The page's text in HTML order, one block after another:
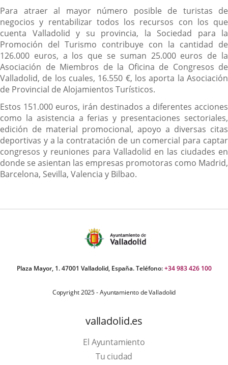
Para atraer al mayor número posible de turistas de
negocios y rentabilizar todos los recursos con los que
cuenta Valladolid y su provincia, la Sociedad para la
Promoción del Turismo contribuye con la cantidad de
126.000 euros, a los que se suman 25.000 euros de la
Asociación de Miembros de la Oficina de Congresos de
Valladolid, de los cuales, 16.550 €, los aporta la Asociación
de Provincial de Alojamientos Turísticos.
Estos 151.000 euros, irán destinados a diferentes acciones
como la asistencia a ferias y presentaciones sectoriales,
edición de material promocional, apoyo a diversas citas
deportivas y a la contratación de un comercial para captar
congresos y reuniones para Valladolid en las ciudades en
donde se asientan las empresas promotoras como Madrid,
Barcelona, Sevilla, Valencia y Bilbao.
Plaza Mayor, 1. 47001 Valladolid, España. Teléfono:+34 983 426 100
Copyright 2025 - Ayuntamiento de Valladolid
valladolid.es
El Ayuntamiento
Tu ciudad